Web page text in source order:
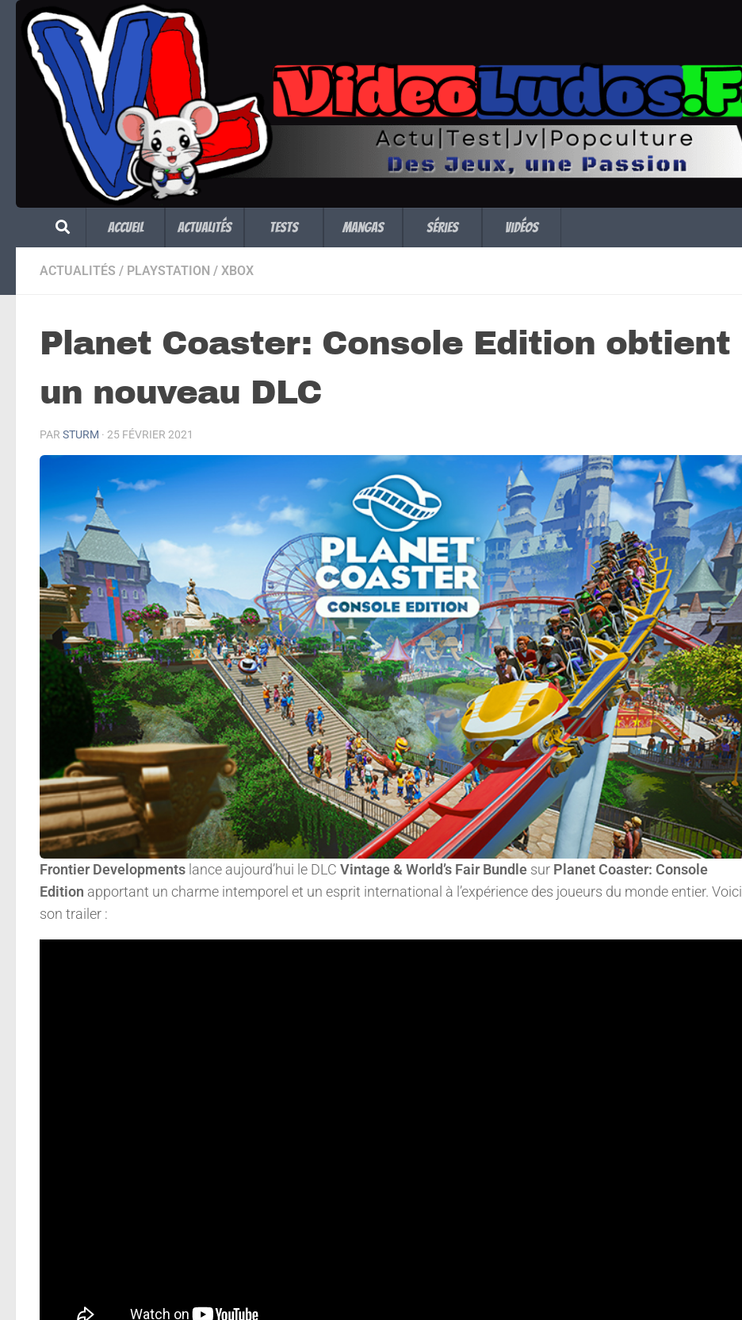
Skip to content
Accueil Actualités Tests Mangas Séries Vidéos
ACTUALITÉS / PLAYSTATION / XBOX
Planet Coaster: Console Edition obtient
un nouveau DLC
PAR STURM · 25 FÉVRIER 2021
Frontier Developments lance aujourd’hui le DLC Vintage & World’s Fair Bundle sur Planet Coaster: Console
Edition apportant un charme intemporel et un esprit international à l’expérience des joueurs du monde entier. Voici
son trailer :